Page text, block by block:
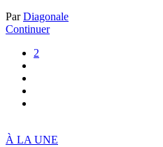
ParDiagonale
Continuer
2
À LA UNE